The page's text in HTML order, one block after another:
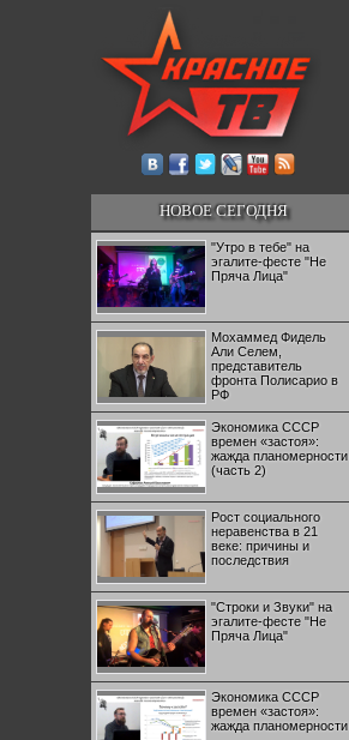
НОВОЕ СЕГОДНЯ
"Утро в тебе" на
эгалите-фесте "Не
Пряча Лица"
Мохаммед Фидель
Али Селем,
представитель
фронта Полисарио в
РФ
Экономика СССР
времен «застоя»:
жажда планомерности
(часть 2)
Рост социального
неравенства в 21
веке: причины и
последствия
"Строки и Звуки" на
эгалите-фесте "Не
Пряча Лица"
Экономика СССР
времен «застоя»:
жажда планомерности